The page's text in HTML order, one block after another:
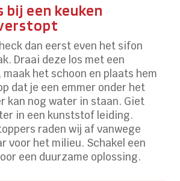
bij een keuken
dan eerst even het sifon
Draai deze los met een
het schoon en plaats hem
dat je een emmer onder het
kan nog water in staan. Giet
in een kunststof leiding.
raden wij af vanwege
voor het milieu. Schakel een
een duurzame oplossing.